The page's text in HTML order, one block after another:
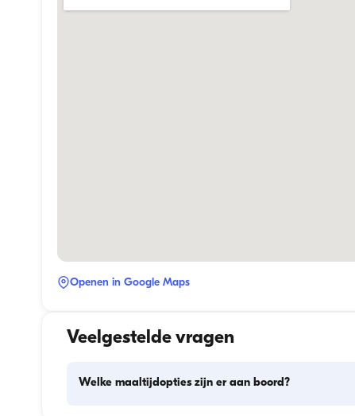
Openen in Google Maps
Veelgestelde vragen
Welke maaltijdopties zijn er aan boord?